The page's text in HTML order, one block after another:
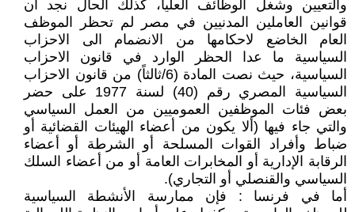
والتعيين وشغل الوظائف العليا، كذلك الحال نجد ان
قوانين العاملين المدنيين في مصر لم تحظر الموظف
العام الخاضع لاحكامها من الانضمام الى الاحزاب
السياسية ما عدا الحظر الوارد في قانون الاحزاب
السياسية، حيث نصت المادة (6/ثالثاً) من قانون الاحزاب
السياسية المصري رقم (40) لسنة 1977 على حضر
بعض فئات الموظفين العموميين من العمل السياسي
والتي جاء فيها (ألا يكون من أعضاء الهيئات القضائية أو
ضباط وأفراد القوات المسلحة أو الشرطة أو أعضاء
الرقابة الإدارية أو المخابرات العامة أو من أعضاء السلك
السياسي والقنصلي أو التجاري).
أما في فرنسا : فإن ممارسة الأنشطة السياسية